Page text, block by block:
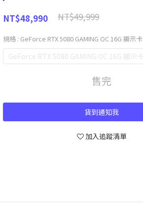
NT$49,999
NT$48,990
規格 : GeForce RTX 5080 GAMING OC 16G 顯示卡
GeForce RTX 5080 GAMING OC 16G 顯示卡
售完
貨到通知我
加入追蹤清單